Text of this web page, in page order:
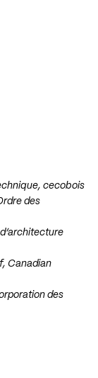
cecobois
des
Canadian
des